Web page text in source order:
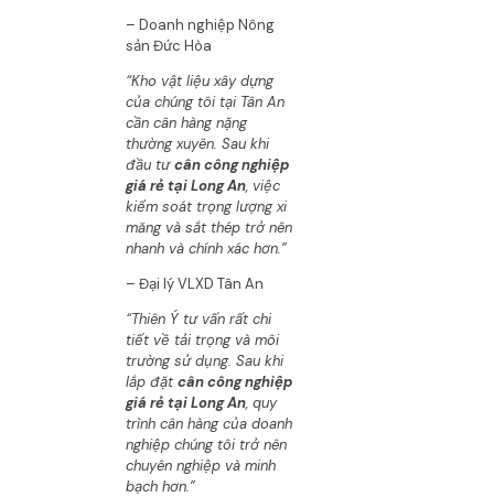
– Doanh nghiệp Nông
sản Đức Hòa
“Kho vật liệu xây dựng
của chúng tôi tại Tân An
cần cân hàng nặng
thường xuyên. Sau khi
đầu tưcân công nghiệp
giá rẻ tại Long An, việc
kiểm soát trọng lượng xi
măng và sắt thép trở nên
nhanh và chính xác hơn.”
– Đại lý VLXD Tân An
“Thiên Ý tư vấn rất chi
tiết về tải trọng và môi
trường sử dụng. Sau khi
lắp đặt cân công nghiệp
giá rẻ tại Long An, quy
trình cân hàng của doanh
nghiệp chúng tôi trở nên
chuyên nghiệp và minh
bạch hơn.”